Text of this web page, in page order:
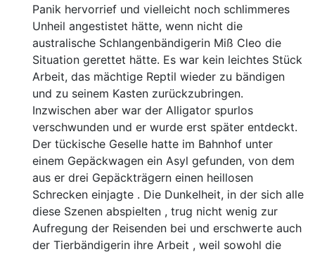
Panik hervorrief und vielleicht noch schlimmeres
Unheil angestistet hätte, wenn nicht die
australische Schlangenbändigerin Miß Cleo die
Situation gerettet hätte. Es war kein leichtes Stück
Arbeit, das mächtige Reptil wieder zu bändigen
und zu seinem Kasten zurückzubringen.
Inzwischen aber war der Alligator spurlos
verschwunden und er wurde erst später entdeckt.
Der tückische Geselle hatte im Bahnhof unter
einem Gepäckwagen ein Asyl gefunden, von dem
aus er drei Gepäckträgern einen heillosen
Schrecken einjagte . Die Dunkelheit, in der sich alle
diese Szenen abspielten , trug nicht wenig zur
Aufregung der Reisenden bei und erschwerte auch
der Tierbändigerin ihre Arbeit , weil sowohl die